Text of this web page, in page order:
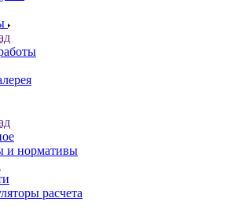
и нормативы
расчета